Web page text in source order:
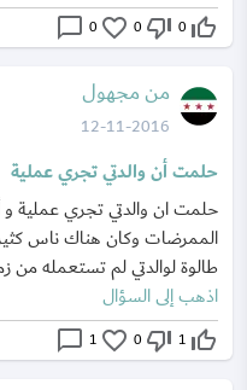
thumb_up_off_alt
0
thumb_down_off_alt
0
favorite_border
0
chat_bubble_outline
من مجهول
12-11-2016
حلمت أن والدتي تجري عملية
حلمت ان والدتي تجري عملية و
الممرضات وكان هناك ناس
طالوة لوالدتي لم تستعمله
اذهب إلى السؤال
thumb_up_off_alt
1
thumb_down_off_alt
0
favorite_border
1
chat_bubble_outline